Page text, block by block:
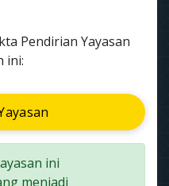
Pendirian Yayasan
ini:
ini
menjadi